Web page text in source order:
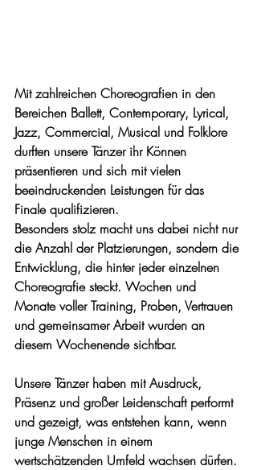
Mit zahlreichen Choreografien in den
Bereichen Ballett, Contemporary, Lyrical,
Jazz, Commercial, Musical und Folklore
durften unsere Tänzer ihr Können
präsentieren und sich mit vielen
beeindruckenden Leistungen für das
Finale qualifizieren.
Besonders stolz macht uns dabei nicht nur
die Anzahl der Platzierungen, sondern die
Entwicklung, die hinter jeder einzelnen
Choreografie steckt. Wochen und
Monate voller Training, Proben, Vertrauen
und gemeinsamer Arbeit wurden an
diesem Wochenende sichtbar.
Unsere Tänzer haben mit Ausdruck,
Präsenz und großer Leidenschaft performt
und gezeigt, was entstehen kann, wenn
junge Menschen in einem
wertschätzenden Umfeld wachsen dürfen.